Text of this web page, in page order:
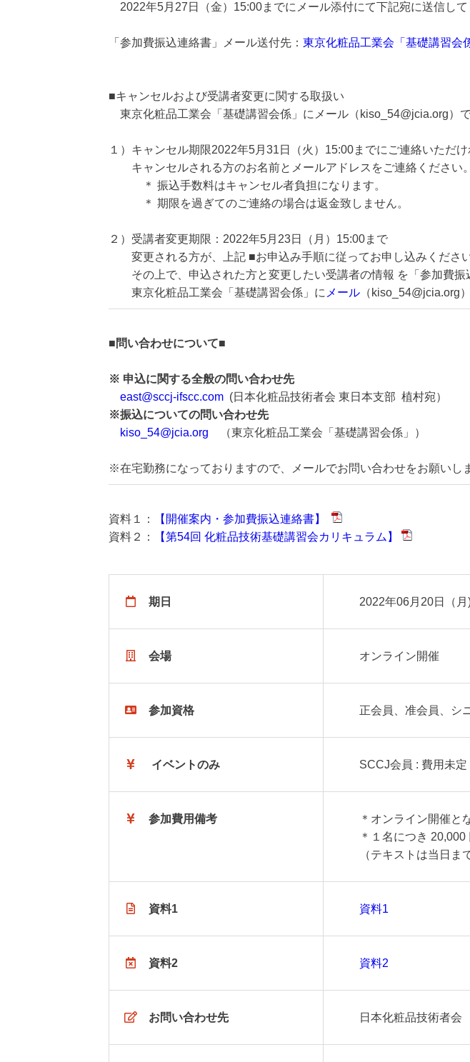
2022年5月27日（金）15:00までにメール添付にて下記宛に送信して
「参加費振込連絡書」メール送付先： 東京化粧品工業会「基礎講習会
■キャンセルおよび受講者変更に関する取扱い
東京化粧品工業会「基礎講習会係」にメール（kiso_54@jcia.org）で
１）キャンセル期限2022年5月31日（火）15:00までにご連絡いただけ
キャンセルされる方のお名前とメールアドレスをご連絡ください。
＊ 振込手数料はキャンセル者負担になります。
＊ 期限を過ぎてのご連絡の場合は返金致しません。
２）受講者変更期限：2022年5月23日（月）15:00まで
変更される方が、上記 ■お申込み手順に従ってお申し込みください
その上で、申込された方と変更したい受講者の情報 を「参加費振
東京化粧品工業会「基礎講習会係」に メール （kiso_54@jcia.org
■問い合わせについて■
※ 申込に関する全般の問い合わせ先
east@sccj-ifscc.com (日本化粧品技術者会 東日本支部 植村宛）
※振込についての問い合わせ先
kiso_54@jcia.org （東京化粧品工業会「基礎講習会係」）
※在宅勤務になっておりますので、メールでお問い合わせをお願いし
資料１：
【開催案内・参加費振込連絡書】
資料２：
【第54回 化粧品技術基礎講習会カリキュラム】
期日 2022年06月20日（
会場 オンライン開催
参加資格 正会員、准会員、シ
イベントのみ SCCJ会員 : 費用未定
参加費用備考
＊オンライン開催と
＊１名につき 20,000
（テキストは当日ま
資料1 資料1
資料2 資料2
お問い合わせ先 日本化粧品技術者会